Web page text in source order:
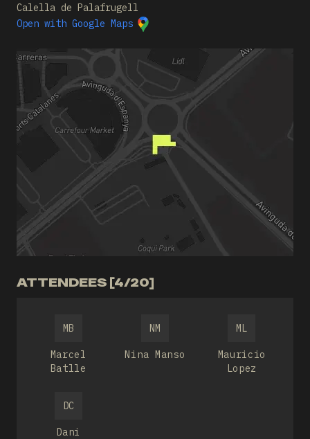
Calella de Palafrugell
Open with Google Maps
ATTENDEES [4/20]
MB
Marcel
Batlle
NM
Nina Manso
ML
Mauricio
Lopez
DC
Dani